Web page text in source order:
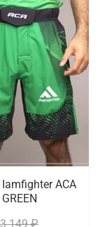
АСА
GREEN
3 149 ₽